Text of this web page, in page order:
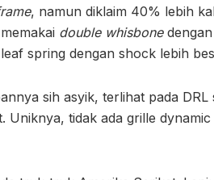
, namun diklaim 40% lebih
double whisbone
spring dengan shock lebih
sih asyik, terlihat pada DRL
tidak ada grille dynamic